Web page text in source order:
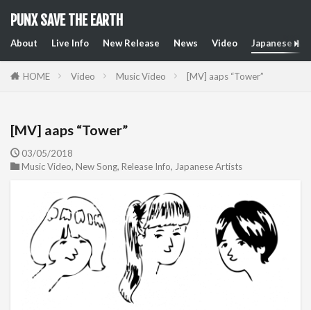
PUNX SAVE THE EARTH
About Live Info New Release News Video Japanese
HOME Video Music Video [MV] aaps “Tower”
[MV] aaps “Tower”
03/05/2018
Music Video, New Song, Release Info, Japanese Artists